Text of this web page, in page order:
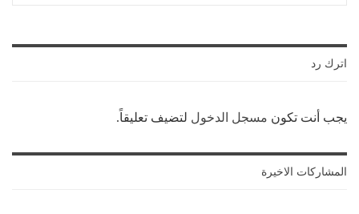
اترك رد
يجب أنت تكون مسجل الدخول لتضيف تعليقاً.
المشاركات الاخيرة